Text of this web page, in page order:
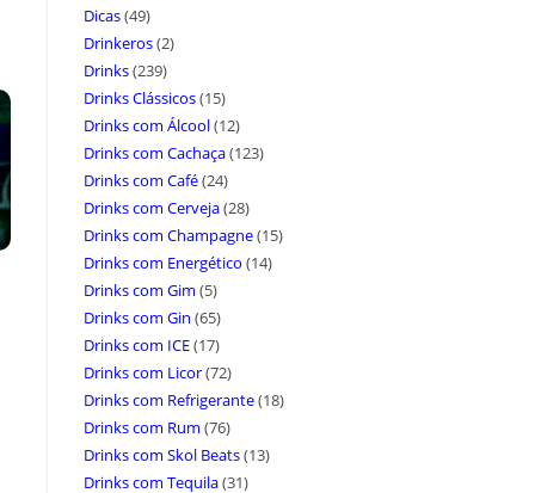
Dicas(49)
Drinkeros(2)
Drinks(239)
Drinks Clássicos(15)
Drinks com Álcool(12)
Drinks com Cachaça(123)
Drinks com Café(24)
Drinks com Cerveja(28)
Drinks com Champagne(15)
Drinks com Energético (14)
Drinks com Gim (5)
Drinks com Gin (65)
Drinks com ICE(17)
Drinks com Licor(72)
Drinks com Refrigerante(18)
Drinks com Rum (76)
Drinks com Skol Beats(13)
Drinks com Tequila(31)